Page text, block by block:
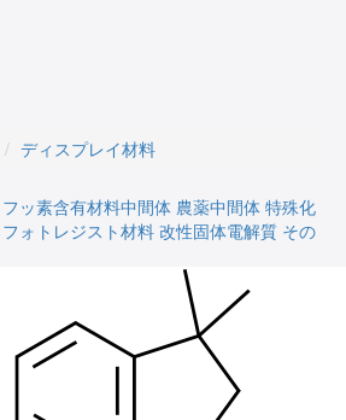
ディスプレイ材料
フッ素含有材料中間体 農薬中間体 特殊化
フォトレジスト材料 改性固体電解質 その